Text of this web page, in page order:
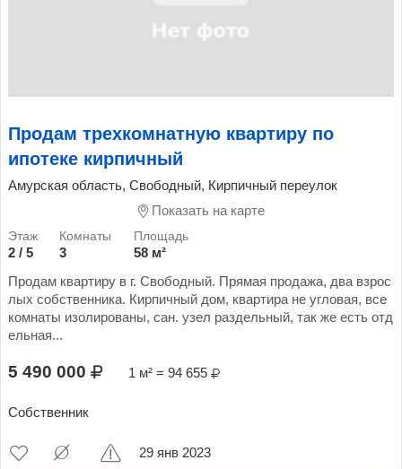
Продам трехкомнатную квартиру по
ипотеке кирпичный
Амурская область, Свободный, Кирпичный переулок
Показать на карте
2 / 5 3
58 м²
Продам квартиру в г. Свободный. Прямая продажа, два взрос
лых собственника. Кирпичный дом, квартира не угловая, все
комнаты изолированы, сан. узел раздельный, так же есть отд
ельная...
5 490 000 1 м² = 94 655
Собственник
29 янв 2023